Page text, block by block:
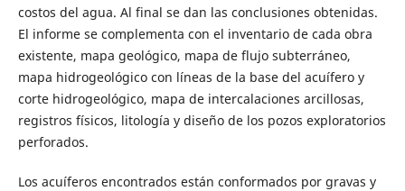
costos del agua. Al final se dan las conclusiones obtenidas.
El informe se complementa con el inventario de cada obra
existente, mapa geológico, mapa de flujo subterráneo,
mapa hidrogeológico con líneas de la base del acuífero y
corte hidrogeológico, mapa de intercalaciones arcillosas,
registros físicos, litología y diseño de los pozos exploratorios
perforados.
Los acuíferos encontrados están conformados por gravas y